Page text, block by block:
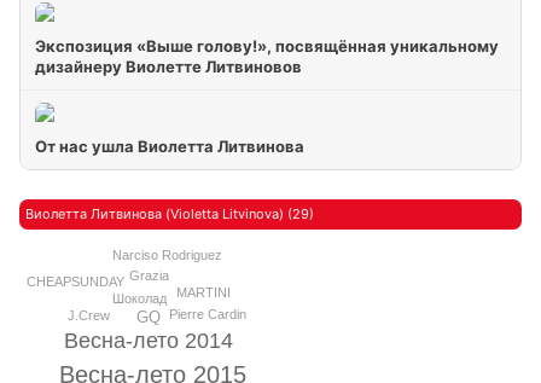
Экспозиция «Выше голову!», посвящённая уникальному
дизайнеру Виолетте Литвиновов
От нас ушла Виолетта Литвинова
Виолетта Литвинова (Violetta Litvinova) (29)
Весна-лето 2015
Весна-лето 2014
GQ Pierre Cardin
Шоколад
J.Crew
MARTINI
Grazia
Narciso Rodriguez
CHEAPSUNDAY